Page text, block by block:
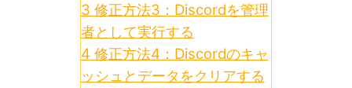
3 修正方法3：Discordを管理
者として実行する
4 修正方法4：Discordのキャ
ッシュとデータをクリアする